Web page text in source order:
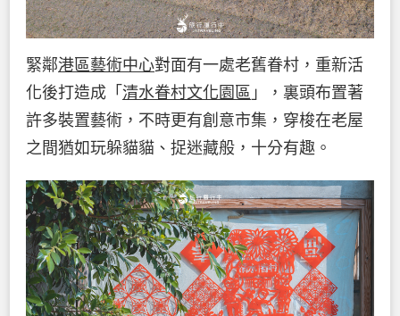
緊鄰港區藝術中心對面有一處老舊眷村，重新活
化後打造成「 清水眷村文化園區 」，裏頭布置著
許多裝置藝術，不時更有創意市集，穿梭在老屋
之間猶如玩躲貓貓、捉迷藏般，十分有趣。